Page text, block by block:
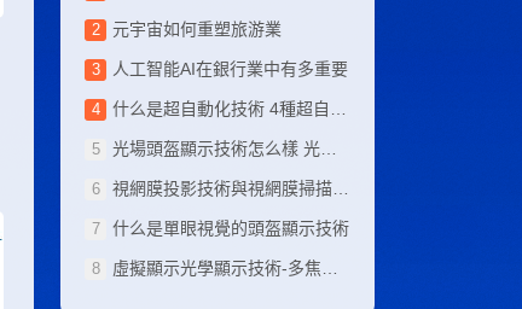
高铁乘务师考试网
工程咨询师考试网
工业设计师考试网
公路工程师考试网
管理工程师考试网
商务师考试网
职业技能考试网
职业技能鉴定网
元宇宙如何重塑旅游業
人工智能AI在銀行業中有多重要
什么是超自動化技術 4種超自動化技術幫助企業
光場頭盔顯示技術怎么樣 光場頭盔顯示技術原理
視網膜投影技術與視網膜掃描顯示技術
什么是單眼視覺的頭盔顯示技術
虛擬顯示光學顯示技術-多焦面頭盔顯示技術